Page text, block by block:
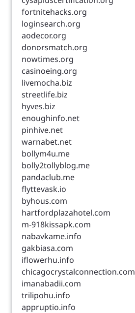
fortnitehacks.org
loginsearch.org
aodecor.org
donorsmatch.org
nowtimes.org
casinoeing.org
livemocha.biz
streetlife.biz
hyves.biz
enoughinfo.net
pinhive.net
warnabet.net
bollym4u.me
bolly2tollyblog.me
pandaclub.me
flyttevask.io
byhous.com
hartfordplazahotel.com
m-918kissapk.com
nabavkame.info
gakbiasa.com
iflowerhu.info
chicagocrystalconnection.com
imanabadii.com
trilipohu.info
appruptio.info